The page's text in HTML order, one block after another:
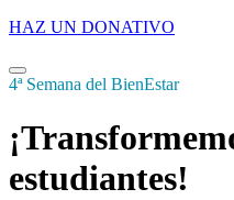
HAZ UN DONATIVO
4ª Semana del BienEstar
estudiantes!